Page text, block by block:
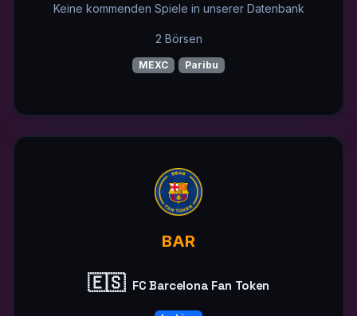
Keine kommenden Spiele in unserer Datenbank
2 Börsen
MEXC Paribu
BAR
🇪🇸 FC Barcelona Fan Token